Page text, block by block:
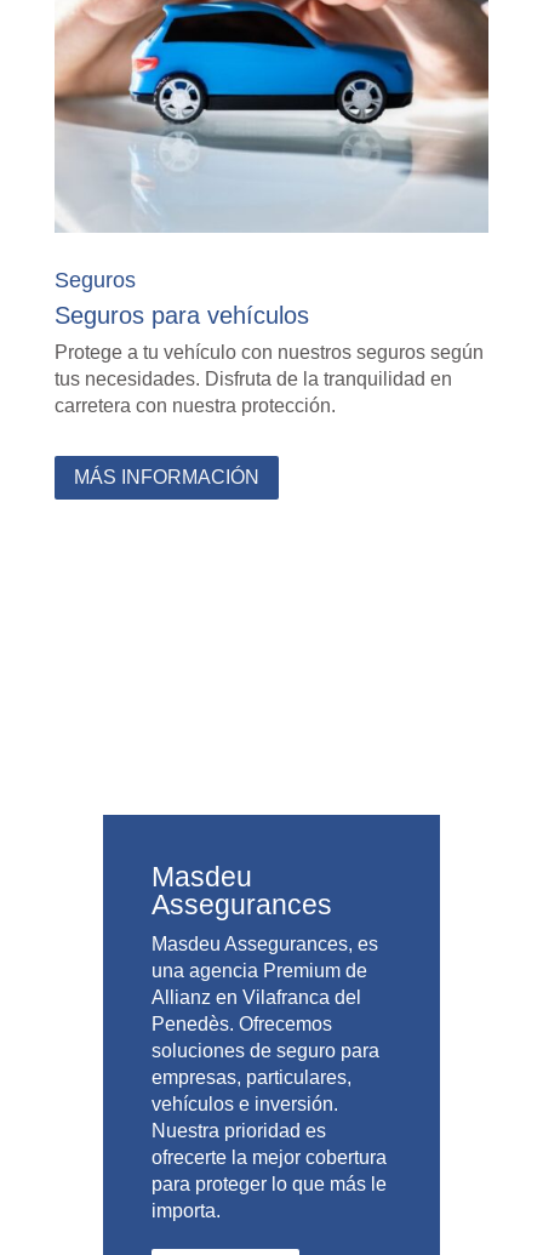
Seguros
Seguros para vehículos
Protege a tu vehículo con nuestros seguros según
tus necesidades. Disfruta de la tranquilidad en
carretera con nuestra protección.
MÁS INFORMACIÓN
Masdeu
Assegurances
Masdeu Assegurances, es
una agencia Premium de
Allianz en Vilafranca del
Penedès. Ofrecemos
soluciones de seguro para
empresas, particulares,
vehículos e inversión.
Nuestra prioridad es
ofrecerte la mejor cobertura
para proteger lo que más le
importa.